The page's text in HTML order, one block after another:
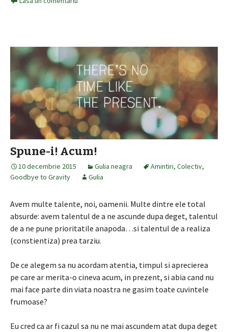
Spune-i! Acum!
10 decembrie 2015 Gulia neagra Amintiri, Colectiv,
Goodbye to Gravity
Gulia
Avem multe talente, noi, oamenii. Multe dintre ele total
absurde: avem talentul de a ne ascunde dupa deget, talentul
de a ne pune prioritatile anapoda…si talentul de a realiza
(constientiza) prea tarziu.
De ce alegem sa nu acordam atentia, timpul si aprecierea
pe care ar merita-o cineva acum, in prezent, si abia cand nu
mai face parte din viata noastra ne gasim toate cuvintele
frumoase?
Eu cred ca ar fi cazul sa nu ne mai ascundem atat dupa deget